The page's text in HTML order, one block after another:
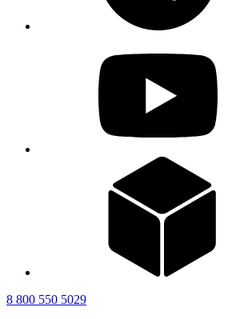
8 800 550 5029